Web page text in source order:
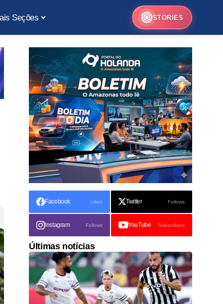
Seções STORIES
Facebook Likes Twitter Follows
Instagram Follows YouTube Subscribers
Últimas notícias